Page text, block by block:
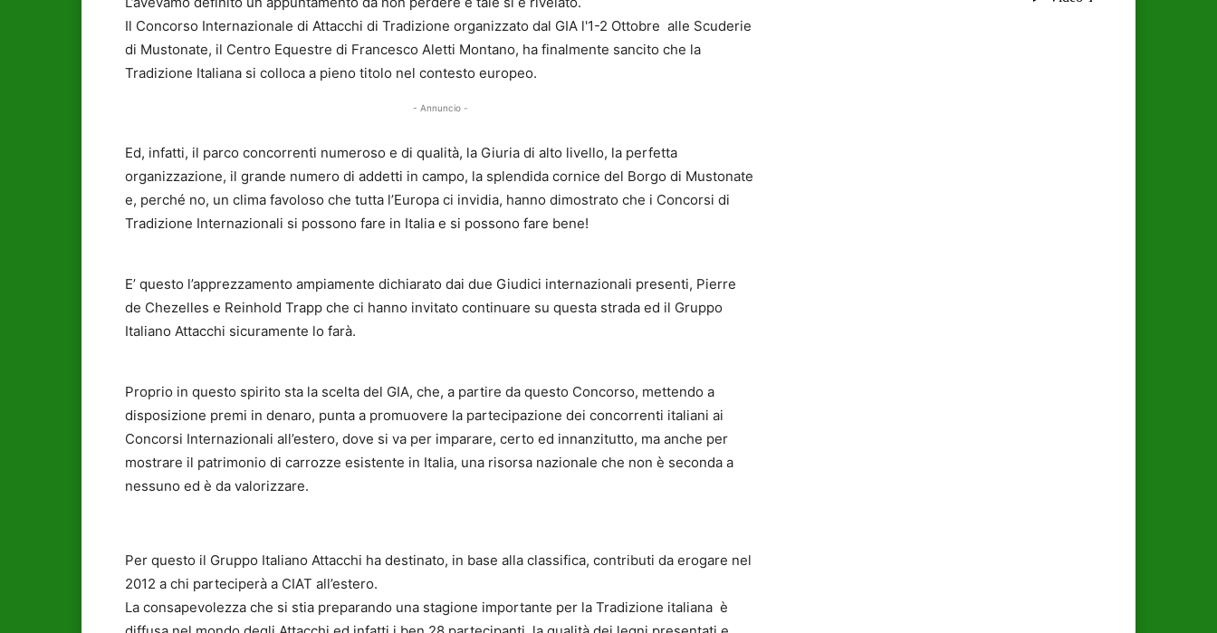
Il Concorso Internazionale di Attacchi di Tradizione organizzato dal GIA l'1-2 Ottobre alle Scuderie
di Mustonate, il Centro Equestre di Francesco Aletti Montano, ha finalmente sancito che la
Tradizione Italiana si colloca a pieno titolo nel contesto europeo.
- Annuncio -
Ed, infatti, il parco concorrenti numeroso e di qualità, la Giuria di alto livello, la perfetta
organizzazione, il grande numero di addetti in campo, la splendida cornice del Borgo di Mustonate
e, perché no, un clima favoloso che tutta l’Europa ci invidia, hanno dimostrato che i Concorsi di
Tradizione Internazionali si possono fare in Italia e si possono fare bene!
E’ questo l’apprezzamento ampiamente dichiarato dai due Giudici internazionali presenti, Pierre
de Chezelles e Reinhold Trapp che ci hanno invitato continuare su questa strada ed il Gruppo
Italiano Attacchi sicuramente lo farà.
Proprio in questo spirito sta la scelta del GIA, che, a partire da questo Concorso, mettendo a
disposizione premi in denaro, punta a promuovere la partecipazione dei concorrenti italiani ai
Concorsi Internazionali all’estero, dove si va per imparare, certo ed innanzitutto, ma anche per
mostrare il patrimonio di carrozze esistente in Italia, una risorsa nazionale che non è seconda a
nessuno ed è da valorizzare.
Per questo il Gruppo Italiano Attacchi ha destinato, in base alla classifica, contributi da erogare nel
2012 a chi parteciperà a CIAT all’estero.
La consapevolezza che si stia preparando una stagione importante per la Tradizione italiana è